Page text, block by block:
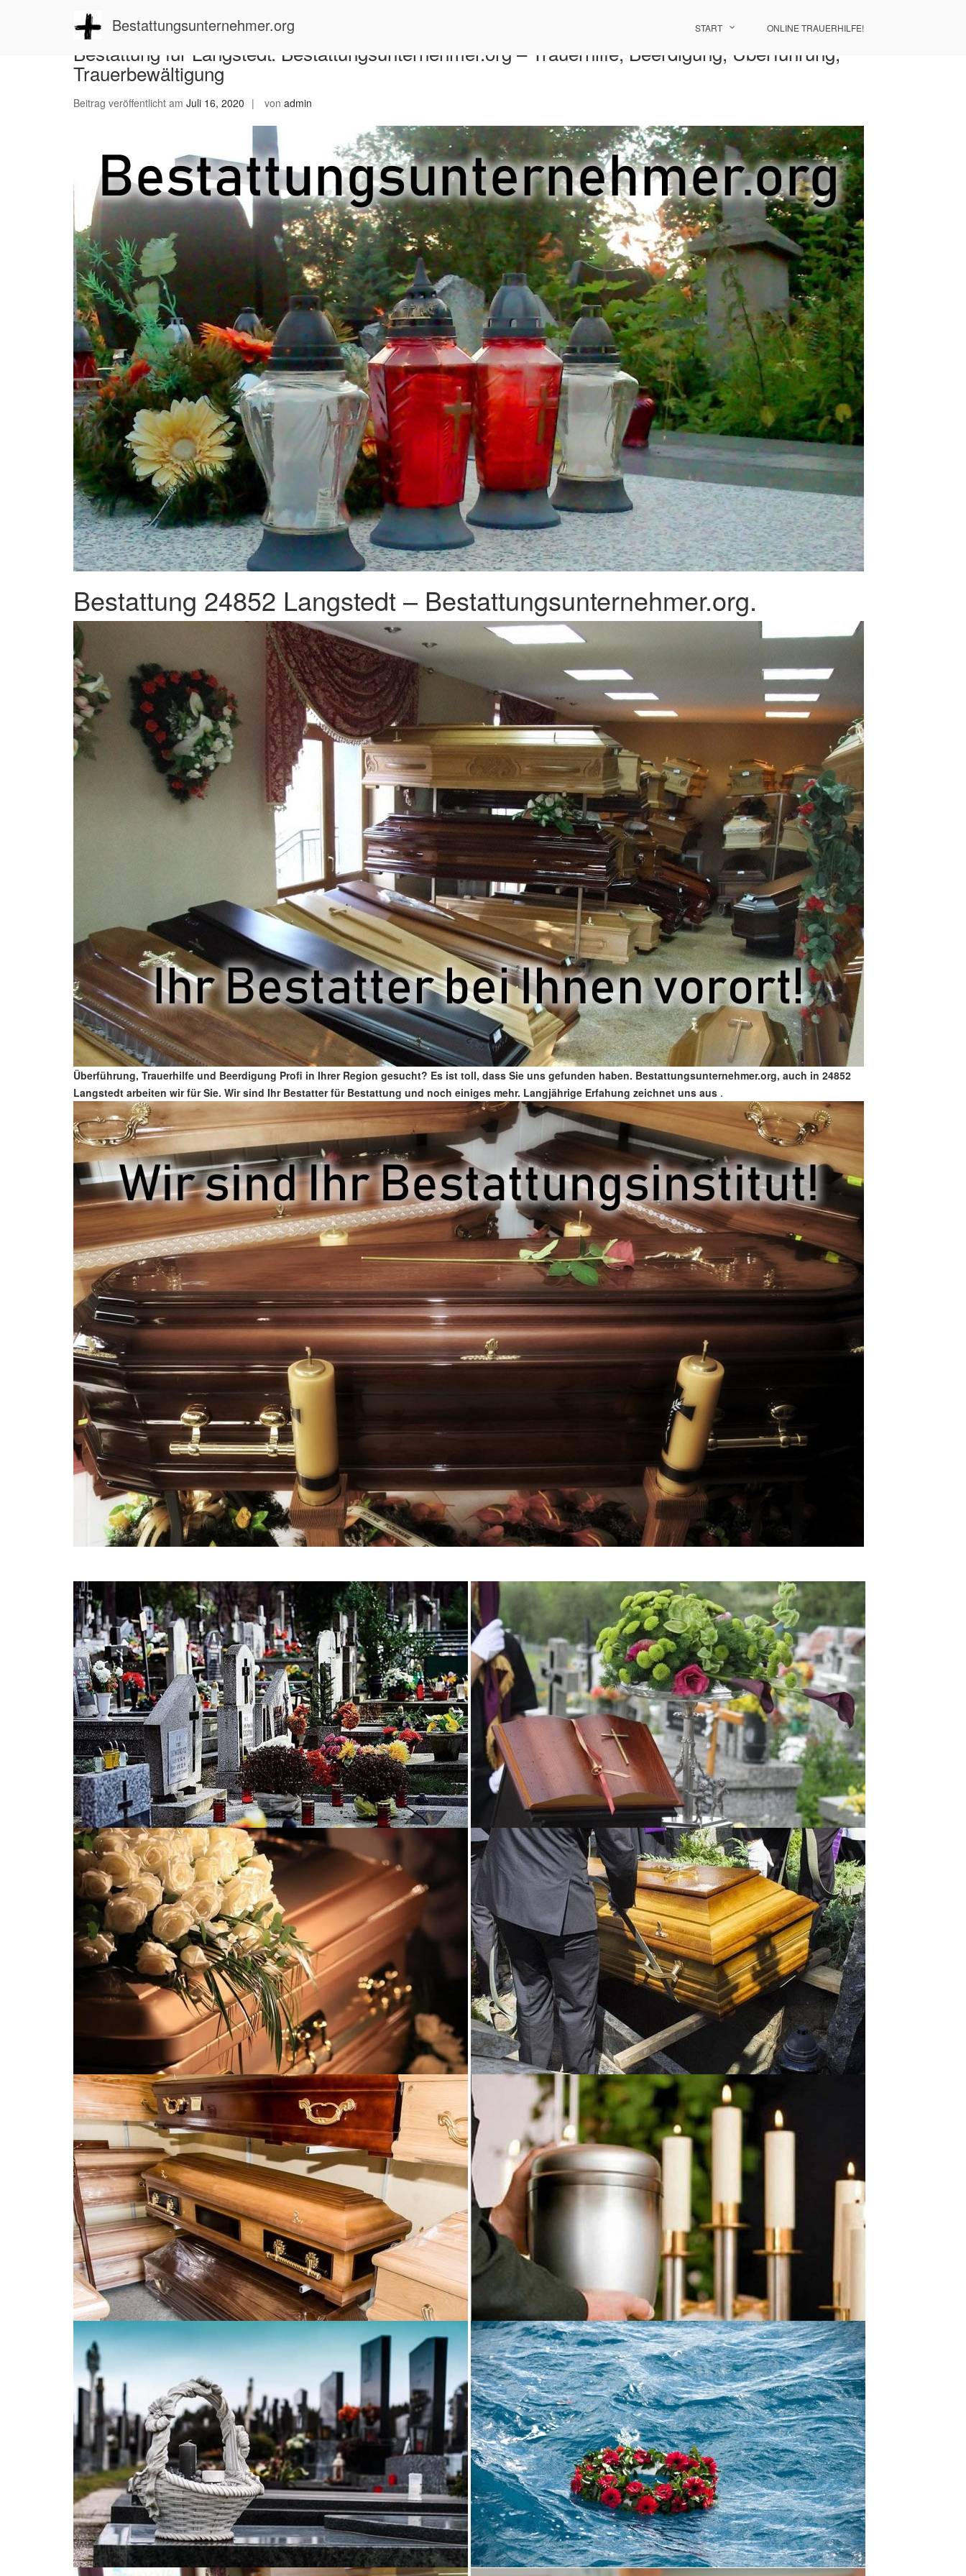
Bestattungsunternehmer.org START ONLINE TRAUERHILFE!
Bestattung für Langstedt: Bestattungsunternehmer.org – Trauerhilfe, Beerdigung, Überführung,
Trauerbewältigung
Beitrag veröffentlicht am Juli 16, 2020 von admin
Bestattung 24852 Langstedt – Bestattungsunternehmer.org.
Überführung, Trauerhilfe und Beerdigung Profi in Ihrer Region gesucht? Es ist toll, dass Sie uns gefunden haben. Bestattungsunternehmer.org, auch in 24852
Langstedt arbeiten wir für Sie. Wir sind Ihr Bestatter für Bestattung und noch einiges mehr. Langjährige Erfahung zeichnet uns aus .